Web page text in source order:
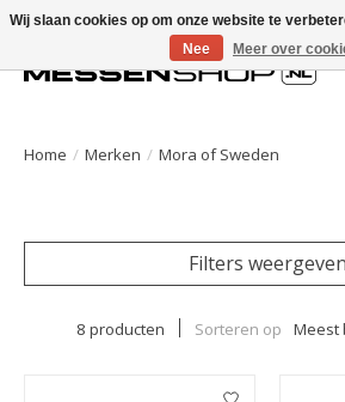
Home / Merken / Mora of Sweden
Filters weergeven
8 producten Sorteren op Meest
Wij slaan cookies op om onze website te
Nee
Meer over